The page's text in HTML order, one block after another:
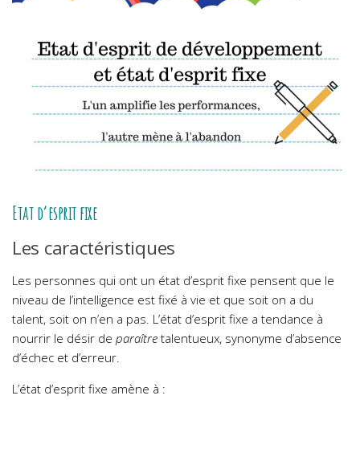
Etat d’esprit fixe
Les caractéristiques
Les personnes qui ont un état d’esprit fixe pensent que le
niveau de l’intelligence est fixé à vie et que soit on a du
talent, soit on n’en a pas. L’état d’esprit fixe a tendance à
nourrir le désir de paraître talentueux, synonyme d’absence
d’échec et d’erreur.
L’état d’esprit fixe amène à :